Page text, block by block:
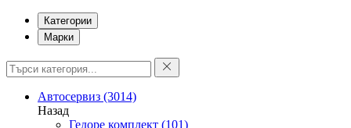
Категории
Марки
Автосервиз (3014)
Назад
Гедоре комплект (101)